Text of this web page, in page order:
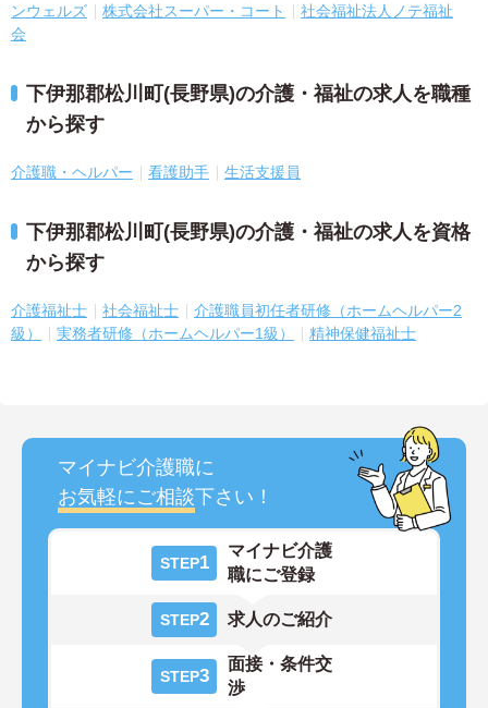
ンウェルズ
株式会社スーパー・コート
社会福祉法人ノテ福祉
会
下伊那郡松川町(長野県)の介護・福祉の求人を職種
から探す
介護職・ヘルパー 看護助手 生活支援員
下伊那郡松川町(長野県)の介護・福祉の求人を資格
から探す
介護福祉士 社会福祉士
介護職員初任者研修（ホームヘルパー2
級）
実務者研修（ホームヘルパー1級） 精神保健福祉士
マイナビ介護職に
お気軽にご相談下さい！
STEP1
マイナビ介護
職にご登録
STEP2 求人のご紹介
STEP3
面接・条件交
渉